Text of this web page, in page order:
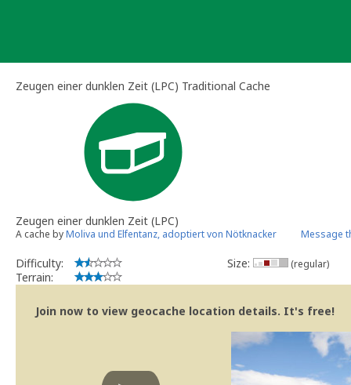
Zeugen einer dunklen Zeit (LPC) Traditional Cache
Zeugen einer dunklen Zeit (LPC)
A cache byMoliva und Elfentanz, adoptiert von Nötknacker Message
Difficulty:
Terrain:
Size: (regular)
Join now to view geocache location details. It's free!